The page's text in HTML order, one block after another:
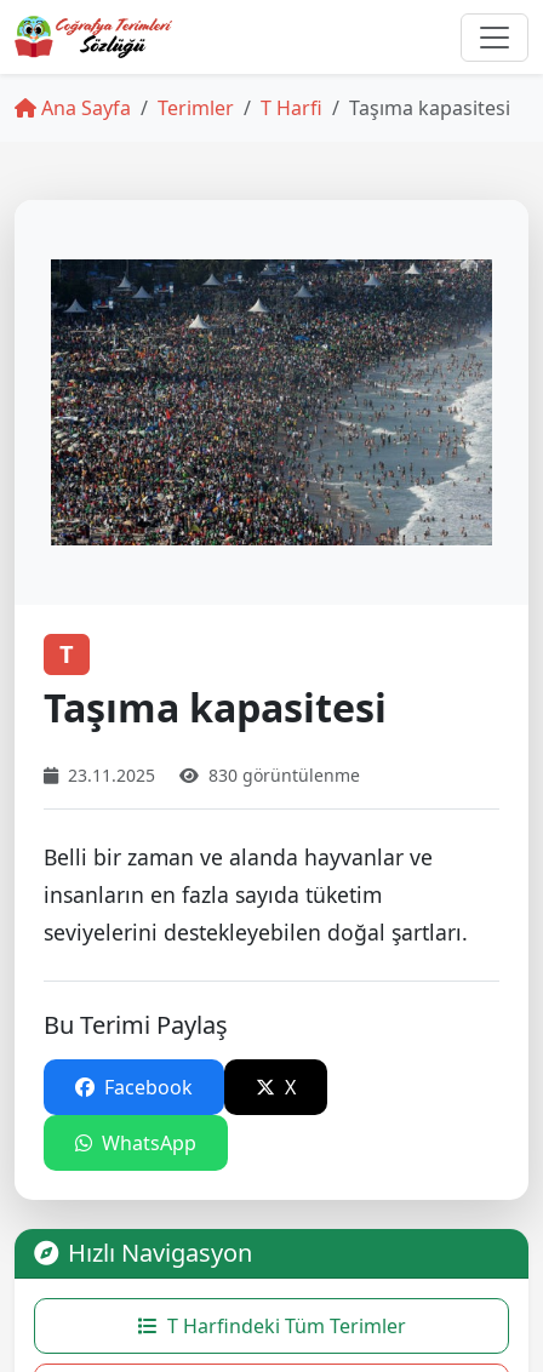
Ana Sayfa Terimler T Harfi Taşıma kapasitesi
T
Taşıma kapasitesi
23.11.2025 830 görüntülenme
Belli bir zaman ve alanda hayvanlar ve
insanların en fazla sayıda tüketim
seviyelerini destekleyebilen doğal şartları.
Bu Terimi Paylaş
Facebook X
WhatsApp
Hızlı Navigasyon
T Harfindeki Tüm Terimler